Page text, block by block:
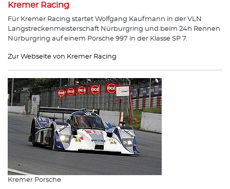
Kremer Racing
Für Kremer Racing startet Wolfgang Kaufmann in der VLN
Langstreckenmeisterschaft Nürburgring und beim 24h Rennen
Nürburgring auf einem Porsche 997 in der Klasse SP 7.
Zur Webseite von Kremer Racing
Kremer Porsche